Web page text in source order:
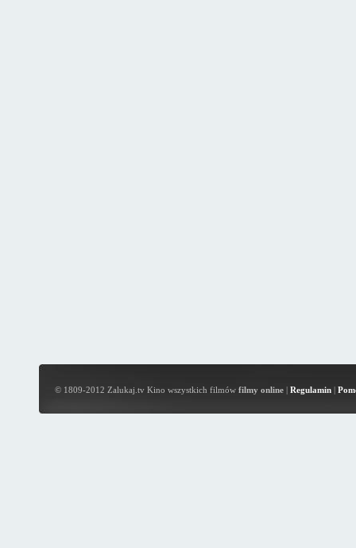
© 1809-2012 Zalukaj.tv Kino wszystkich filmów filmy online| Regulamin|